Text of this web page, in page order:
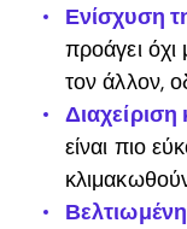
Ενίσχυση
προάγει
τον άλλον,
είναι πιο